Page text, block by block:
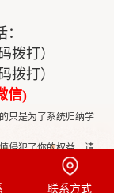
拨打）
拨打）
信)
只是为了系统归纳学
侵犯了你的权益，请
联系方式